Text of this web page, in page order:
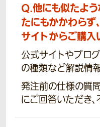
Q.他にも似たよ
たにもかかわらず
サイトからご購
公式サイトやブロ
の種類など解説情
発注前の仕様の質
にご回答いただき